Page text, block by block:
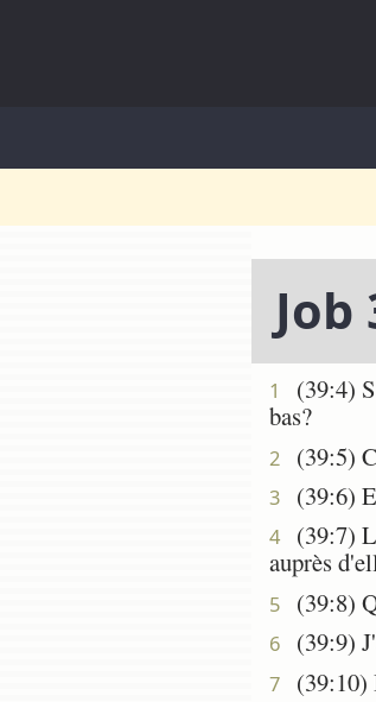
Job
1
(39:4)
bas?
2 (39:5)
3 (39:6)
4
(39:7)
auprès
5 (39:8)
6 (39:9)
7 (39:10)